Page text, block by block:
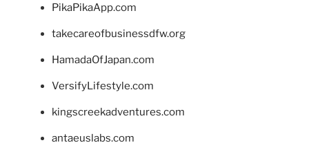
PikaPikaApp.com
takecareofbusinessdfw.org
HamadaOfJapan.com
VersifyLifestyle.com
kingscreekadventures.com
antaeuslabs.com